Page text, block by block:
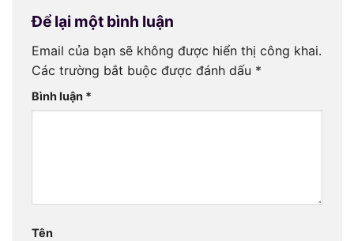
Để lại một bình luận
Email của bạn sẽ không được hiển thị công khai.
Các trường bắt buộc được đánh dấu *
Bình luận *
Tên